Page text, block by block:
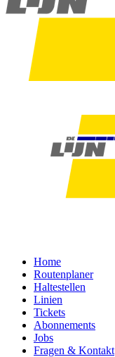
Home
Routenplaner
Haltestellen
Linien
Tickets
Abonnements
Jobs
Fragen & Kontakt